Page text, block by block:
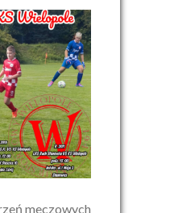
meczowych